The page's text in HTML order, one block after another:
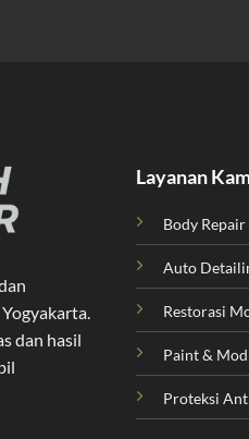
.
dan hasil
Layanan
Body
Auto
Restorasi
Paint &
Proteksi